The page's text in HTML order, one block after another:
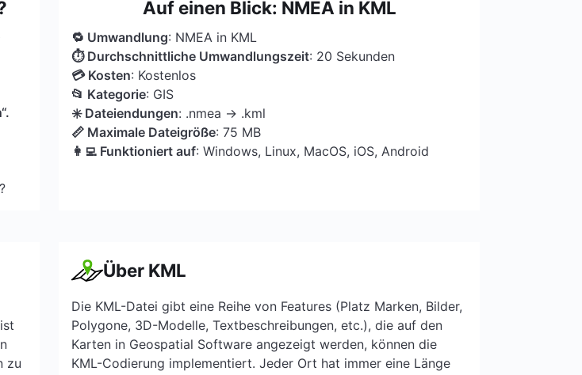
Auf einen Blick: NMEA in KML
🔁 Umwandlung: NMEA in KML
⏱ Durchschnittliche Umwandlungszeit: 20 Sekunden
💳 Kosten: Kostenlos
📂 Kategorie: GIS
✳️ Dateiendungen: .nmea → .kml
📏 Maximale Dateigröße: 75 MB
👩‍💻 Funktioniert auf: Windows, Linux, MacOS, iOS, Android
zu
Über KML
Die KML-Datei gibt eine Reihe von Features (Platz Marken, Bilder,
Polygone, 3D-Modelle, Textbeschreibungen, etc.), die auf den
Karten in Geospatial Software angezeigt werden, können die
KML-Codierung implementiert. Jeder Ort hat immer eine Länge